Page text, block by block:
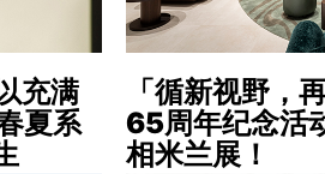
充满
夏系
「循新视野，
65周年纪念活
相米兰展！